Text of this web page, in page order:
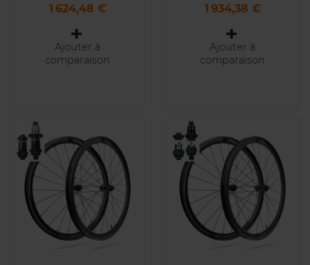
Prix
1 624,48 €
Ajouter à
comparaison
Prix
1 934,38 €
Ajouter à
comparaison